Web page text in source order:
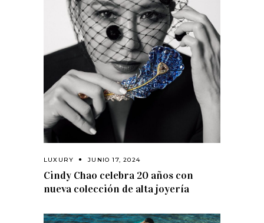
LUXURY JUNIO 17, 2024
Cindy Chao celebra 20 años con
nueva colección de alta joyería